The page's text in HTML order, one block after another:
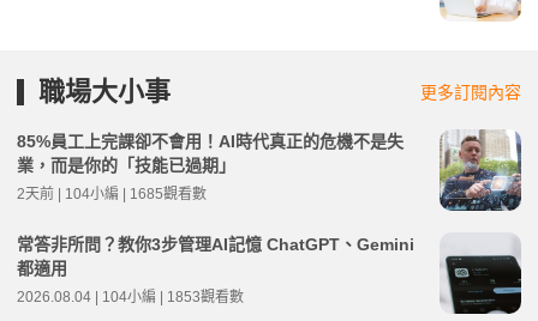
職場大小事 更多訂閱內容
85%員工上完課卻不會用！AI時代真正的危機不是失
業，而是你的「技能已過期」
2天前 | 104小編 | 1685觀看數
常答非所問？教你3步管理AI記憶 ChatGPT、Gemini
都適用
2026.08.04 | 104小編 | 1853觀看數